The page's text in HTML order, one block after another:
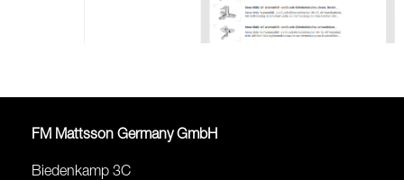
FM Mattsson Germany GmbH
Biedenkamp 3C